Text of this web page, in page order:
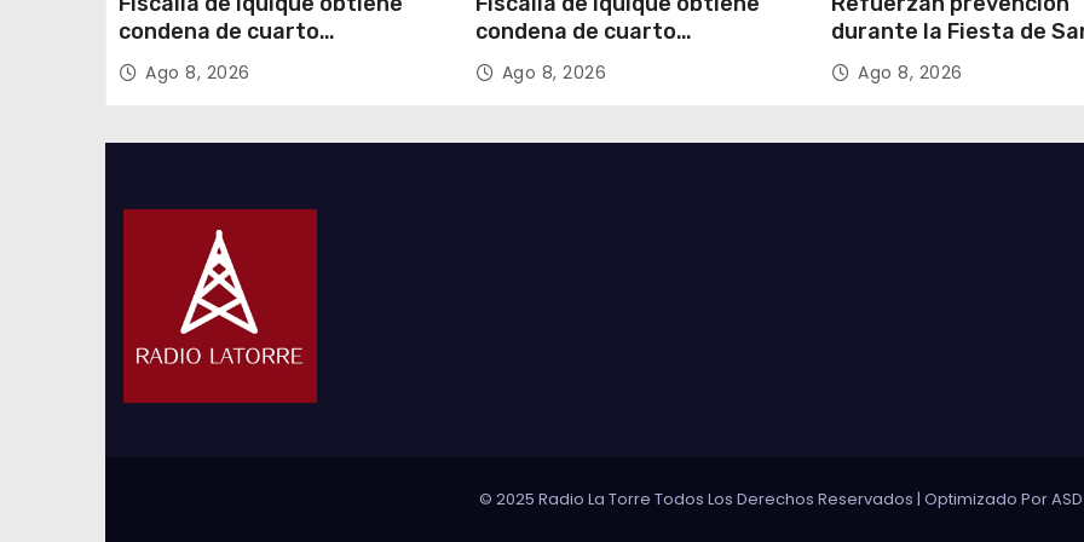
condena de cuarto
participante en violento
asalto a comerciante
Ago 8, 2026
condena de cuarto
participante en violento
asalto a comerciante
Ago 8, 2026
durante la Fiesta de
Lorenzo
Ago 8, 2026
© 2025 Radio La Torre Todos Los Derechos Reservados | Optimizado Por